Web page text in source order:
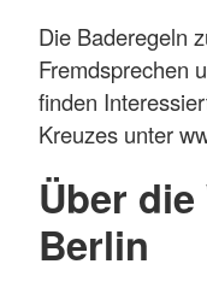
Die Baderegeln
Fremdsprechen
finden
Kreuzes unter
Über
Berlin